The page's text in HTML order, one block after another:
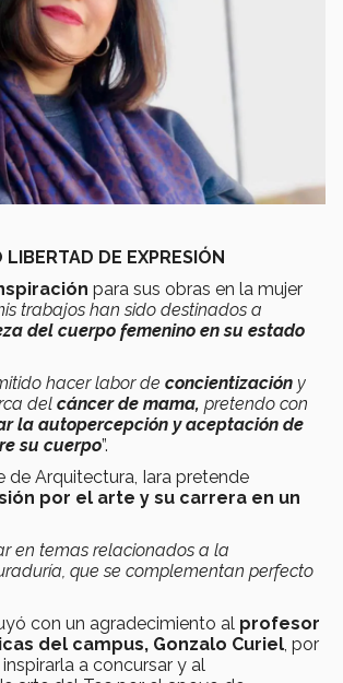
LIBERTAD DE EXPRESIÓN
para sus obras en la mujer
trabajos han sido destinados a
del cuerpo femenino en su estado
hacer labor de concientización y
del cáncer de mama, pretendo con
la autopercepción y aceptación de
su cuerpo”.
de Arquitectura, Iara pretende
por el arte y su carrera en un
en temas relacionados a la
que se complementan perfecto
con un agradecimiento al profesor
del campus, Gonzalo Curiel, por
a concursar y al